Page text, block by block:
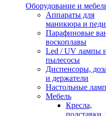
Оборудование и
Аппараты для
маникюра и
Парафиновые
воскоплавы
Led / UV лампы
пылесосы
Диспенсоры,
и держатели
Настольные
Мебель
Кресла,